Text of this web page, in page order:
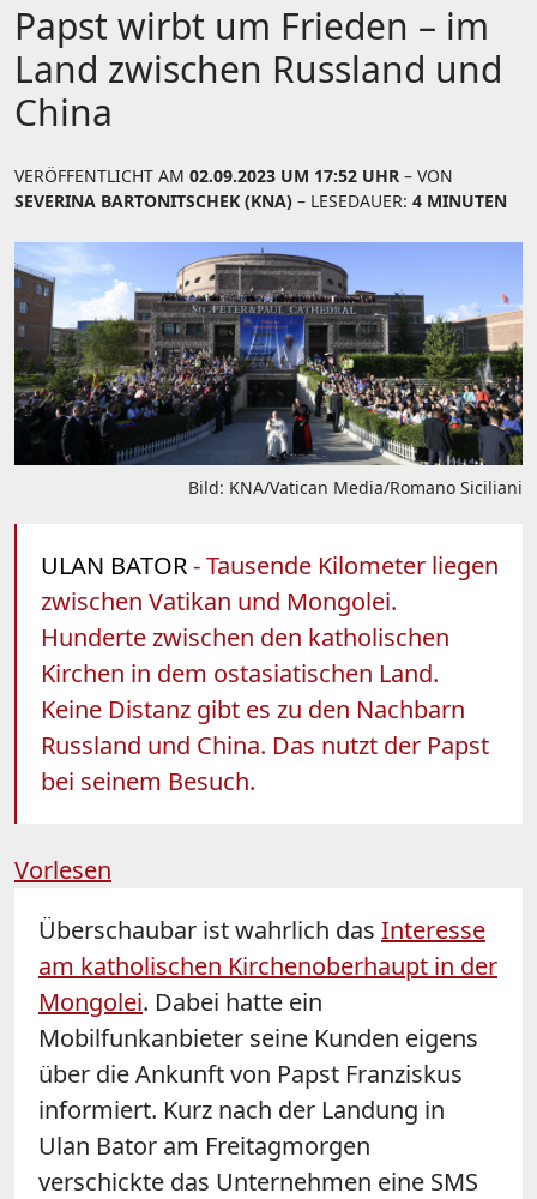
Papst wirbt um Frieden – im
Land zwischen Russland und
China
VERÖFFENTLICHT AM 02.09.2023 UM 17:52 UHR – VON
SEVERINA BARTONITSCHEK (KNA) – LESEDAUER: 4 MINUTEN
Bild: KNA/Vatican Media/Romano Siciliani
ULAN BATOR- Tausende Kilometer liegen
zwischen Vatikan und Mongolei.
Hunderte zwischen den katholischen
Kirchen in dem ostasiatischen Land.
Keine Distanz gibt es zu den Nachbarn
Russland und China. Das nutzt der Papst
bei seinem Besuch.
Vorlesen
Überschaubar ist wahrlich das Interesse
am katholischen Kirchenoberhaupt in der
Mongolei. Dabei hatte ein
Mobilfunkanbieter seine Kunden eigens
über die Ankunft von Papst Franziskus
informiert. Kurz nach der Landung in
Ulan Bator am Freitagmorgen
verschickte das Unternehmen eine SMS